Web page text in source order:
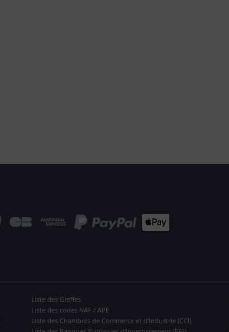
Liste des Greffes
Liste des codes NAF / APE
Liste des Chambres de Commerce et d'Industrie (CCI)